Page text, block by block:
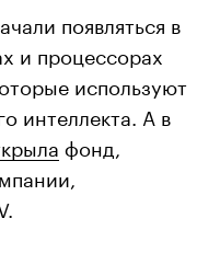
появляться в
и процессорах
используют
интеллекта. А в
фонд,